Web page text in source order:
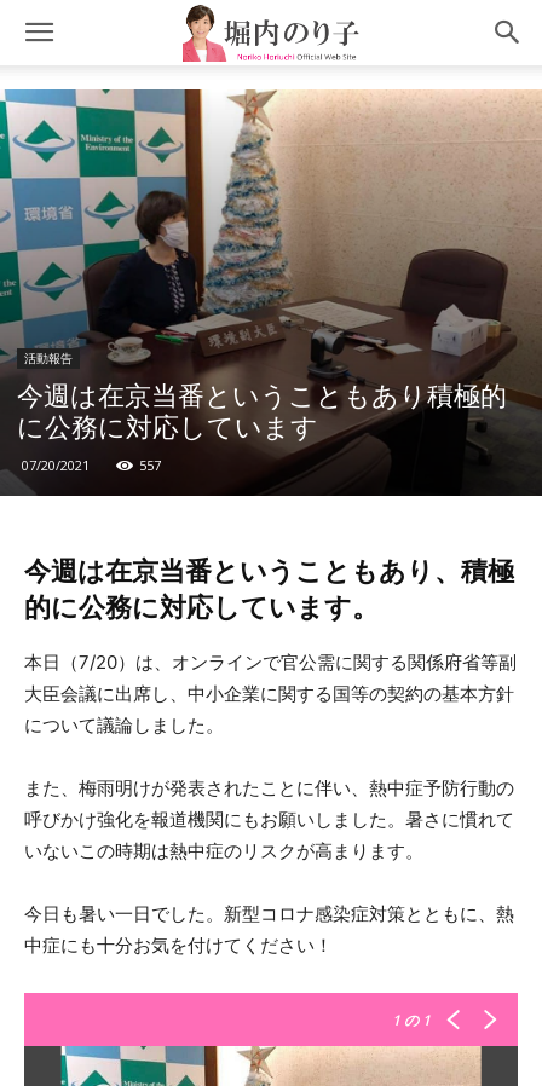
活動報告
今週は在京当番ということもあり積極的
に公務に対応しています
07/20/2021 557
今週は在京当番ということもあり、積極
的に公務に対応しています。
本日（7/20）は、オンラインで官公需に関する関係府省等副
大臣会議に出席し、中小企業に関する国等の契約の基本方針
について議論しました。
また、梅雨明けが発表されたことに伴い、熱中症予防行動の
呼びかけ強化を報道機関にもお願いしました。暑さに慣れて
いないこの時期は熱中症のリスクが高まります。
今日も暑い一日でした。新型コロナ感染症対策とともに、熱
中症にも十分お気を付けてください！
1 の 1